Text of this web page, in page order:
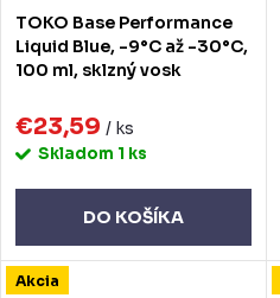
TOKO Base Performance
Liquid Blue, -9°C až -30°C,
100 ml, sklzný vosk
€23,59 / ks
Skladom 1 ks
DO KOŠÍKA
Akcia